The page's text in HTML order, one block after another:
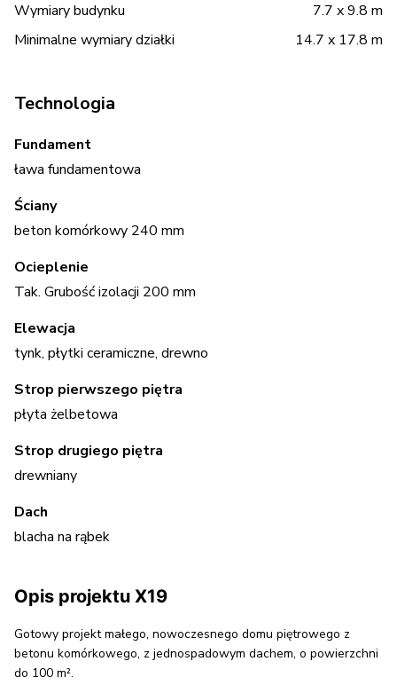
Wymiary budynku
7.7 x 9.8 m
Minimalne wymiary działki
14.7 x 17.8 m
Technologia
Fundament
ława fundamentowa
Ściany
beton komórkowy 240 mm
Ocieplenie
Tak. Grubość izolacji 200 mm
Elewacja
tynk, płytki ceramiczne, drewno
Strop pierwszego piętra
płyta żelbetowa
Strop drugiego piętra
drewniany
Dach
blacha na rąbek
Opis projektu X19
Gotowy projekt małego, nowoczesnego domu piętrowego z
betonu komórkowego, z jednospadowym dachem, o powierzchni
do 100 m².